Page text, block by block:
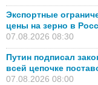
Экспортные
цены на зерно в
07.08.2026 08:30
Путин подписал
всей цепочке
07.08.2026 08:00